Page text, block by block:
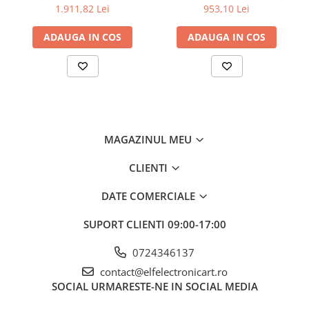
Învățare practică în mediul educațional.
De ce să alegi Sonda PEAKTECH
PTK-250?
Această sondă de înaltă tensiune este proiectată pentru
profesioniști care au nevoie de măsurători de precizie și fiabilitate
3,5"; Ch: 1; 250Msps; 12kpts
serială
1.911,82 Lei
ADAUGA IN COS
HDS242, 200mV-1kV,
953,10 Lei
ADAUGA IN COS
MAGAZINUL MEU
CLIENTI
DATE COMERCIALE
SUPORT CLIENTI 09:00-17:00
0724346137
contact@elfelectronicart.ro
SOCIAL URMARESTE-NE IN SOCIAL MEDIA